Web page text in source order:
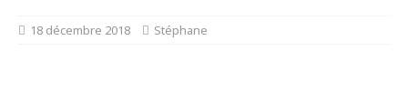
18 décembre 2018 Stéphane